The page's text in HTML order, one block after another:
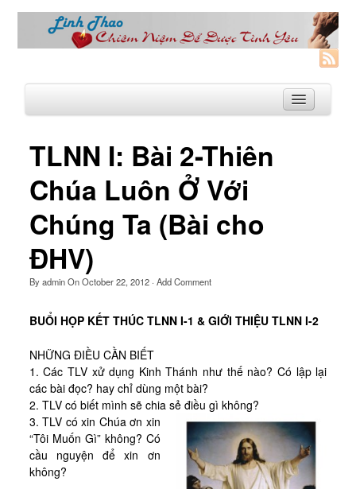
Linh Thao
Linh Thao là gì?
Linhthao.org
Bạn Đường Linh Thao
Kinh Nghiệm
Hình Ảnh
Cầu Nguyện
Bài Cầu Nguyện
Cách Cầu Nguyện
TLNN I: Bài 2-Thiên
Chúa Luôn Ở Với
Chúng Ta (Bài cho
ĐHV)
ByadminOnOctober 22, 2012· Add Comment
BUỔI HỌP KẾT THÚC TLNN I-1 & GIỚI THIỆU TLNN I-2
NHỮNG ĐIỀU CẦN BIẾT
1. Các TLV xử dụng Kinh Thánh như thế nào? Có lập lại
các bài đọc? hay chỉ dùng một bài?
2. TLV có biết mình sẽ chia sẻ điều gì không?
3. TLV có xin Chúa ơn xin
“Tôi Muốn Gì” không? Có
cầu nguyện để xin ơn
không?